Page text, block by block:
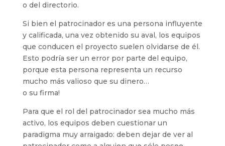
o del directorio.
Si bien el patrocinador es una persona influyente
y calificada, una vez obtenido su aval, los equipos
que conducen el proyecto suelen olvidarse de él.
Esto podría ser un error por parte del equipo,
porque esta persona representa un recurso
mucho más valioso que su dinero…
o su firma!
Para que el rol del patrocinador sea mucho más
activo, los equipos deben cuestionar un
paradigma muy arraigado: deben dejar de ver al